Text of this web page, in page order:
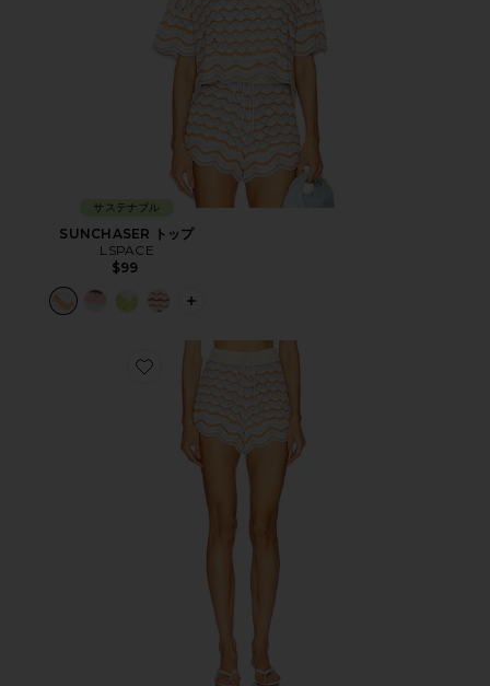
サステナブル
SUNCHASER トップ
LSPACE
$99
PLUS ICON TO SEE MORE OPTIONS
Favorite SUNCHASER ショートパンツ